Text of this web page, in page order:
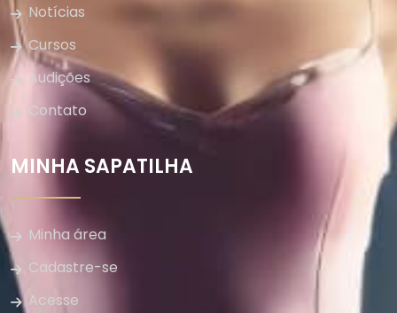
Notícias
Cursos
Audições
Contato
MINHA SAPATILHA
Minha área
Cadastre-se
Acesse